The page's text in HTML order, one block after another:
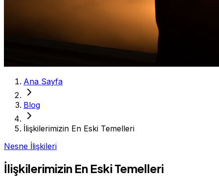
Ana Sayfa
Blog
İlişkilerimizin En Eski Temelleri
Nesne İlişkileri
İlişkilerimizin En Eski Temelleri